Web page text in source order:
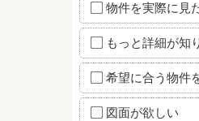
物件を実際に見
もっと詳細が知
希望に合う物件
図面が欲しい